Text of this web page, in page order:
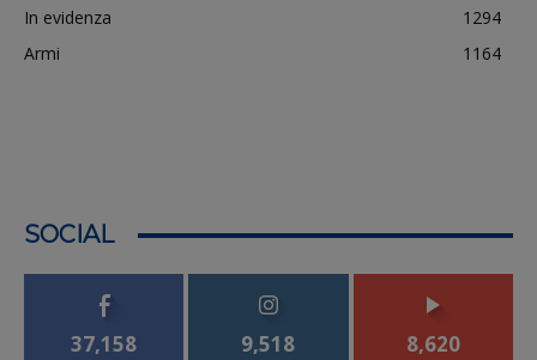
In evidenza
1294
Armi
1164
SOCIAL
37,158 9,518 8,620